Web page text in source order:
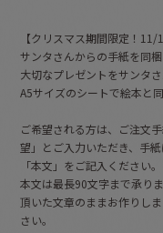
【クリスマス期間限定！11/
サンタさんからの手紙を同梱
大切なプレゼントをサンタ
A5サイズのシートで絵本と
ご希望される方は、ご注文
望」とご入力いただき、手
「本文」をご記入ください。
本文は最長90文字まで承りま
頂いた文章のままお作りし
さい。